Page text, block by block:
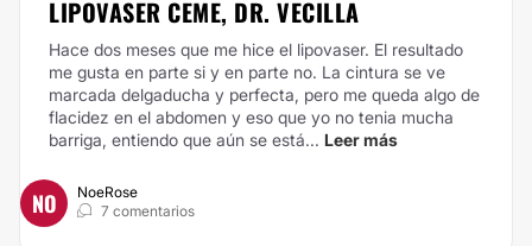
LIPOVASER CEME, DR. VECILLA
Hace dos meses que me hice el lipovaser. El resultado
me gusta en parte si y en parte no. La cintura se ve
marcada delgaducha y perfecta, pero me queda algo de
flacidez en el abdomen y eso que yo no tenia mucha
barriga, entiendo que aún se está... Leer más
NO
NoeRose
7 comentarios